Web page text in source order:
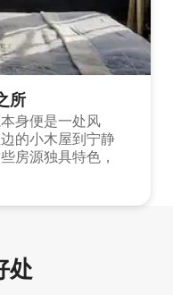
所
身便是一处风
的小木屋到宁静
房源独具特色，
处